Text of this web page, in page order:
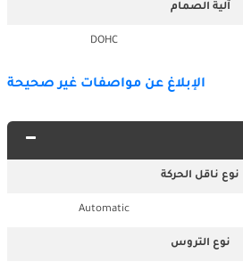
آلية الصمام
DOHC
الإبلاغ عن مواصفات غير صحيحة
نوع ناقل الحركة
Automatic
نوع التروس